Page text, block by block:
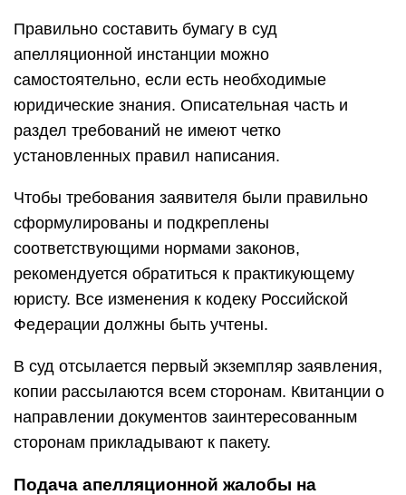
Правильно составить бумагу в суд
апелляционной инстанции можно
самостоятельно, если есть необходимые
юридические знания. Описательная часть и
раздел требований не имеют четко
установленных правил написания.
Чтобы требования заявителя были правильно
сформулированы и подкреплены
соответствующими нормами законов,
рекомендуется обратиться к практикующему
юристу. Все изменения к кодеку Российской
Федерации должны быть учтены.
В суд отсылается первый экземпляр заявления,
копии рассылаются всем сторонам. Квитанции о
направлении документов заинтересованным
сторонам прикладывают к пакету.
Подача апелляционной жалобы на